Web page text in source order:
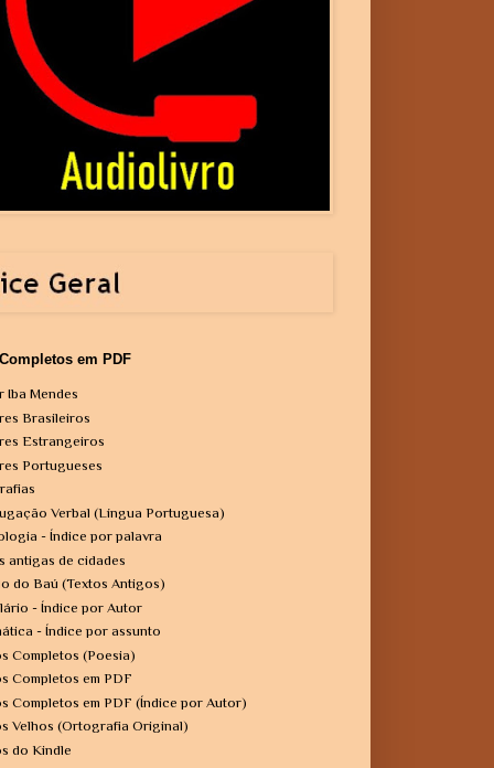
em PDF
Iba Mendes
Brasileiros
Estrangeiros
Portugueses
Verbal (Língua Portuguesa)
- Índice por palavra
antigas de cidades
do Baú (Textos Antigos)
- Índice por Autor
- Índice por assunto
Completos (Poesia)
Completos em PDF
Completos em PDF (Índice por Autor)
Velhos (Ortografia Original)
do Kindle